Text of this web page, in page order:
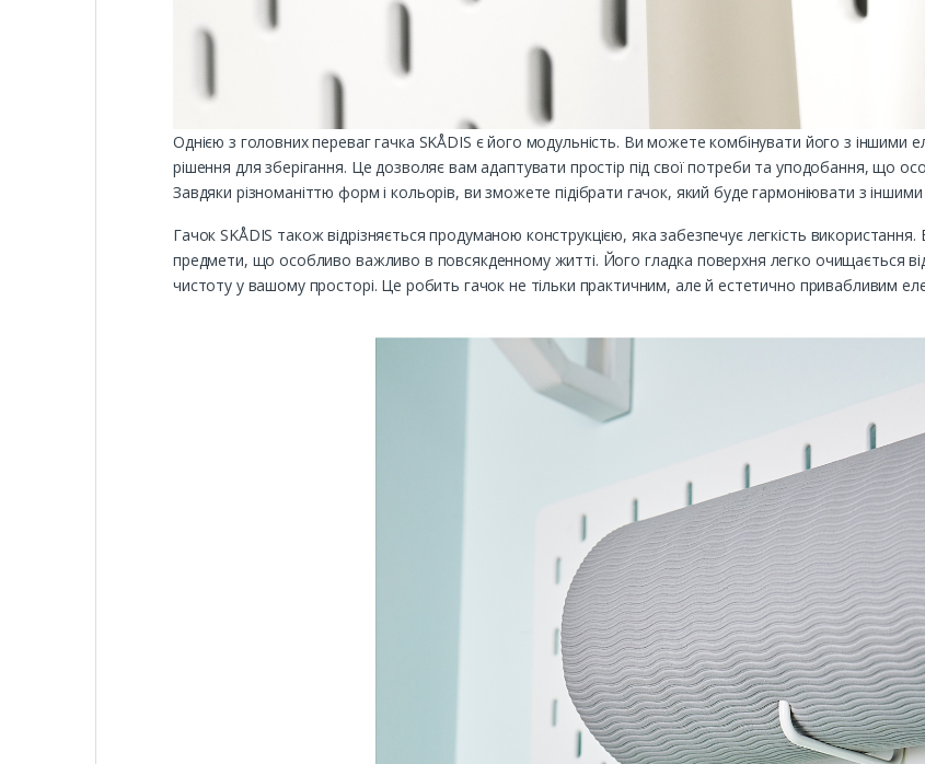
Однією з головних переваг гачка SKÅDIS є його модульність. Ви можете комбінувати його з іншими
рішення для зберігання. Це дозволяє вам адаптувати простір під свої потреби та уподобання, що
Завдяки різноманіттю форм і кольорів, ви зможете підібрати гачок, який буде гармоніювати з
Гачок SKÅDIS також відрізняється продуманою конструкцією, яка забезпечує легкість
предмети, що особливо важливо в повсякденному житті. Його гладка поверхня легко очищається
чистоту у вашому просторі. Це робить гачок не тільки практичним, але й естетично привабливим